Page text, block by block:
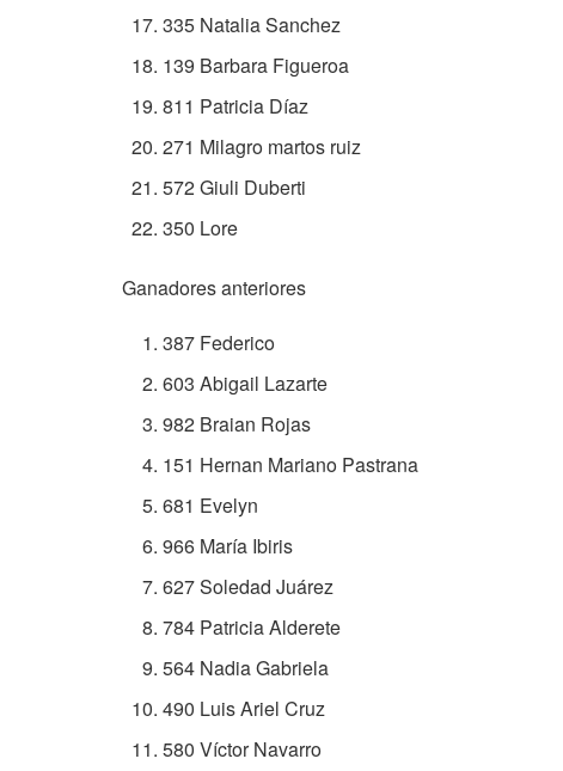
335 Natalia Sanchez
139 Barbara Figueroa
811 Patricia Díaz
271 Milagro martos ruiz
572 Giuli Duberti
350 Lore
Ganadores anteriores
387 Federico
603 Abigail Lazarte
982 Braian Rojas
151 Hernan Mariano Pastrana
681 Evelyn
966 María Ibiris
627 Soledad Juárez
784 Patricia Alderete
564 Nadia Gabriela
490 Luis Ariel Cruz
580 Víctor Navarro